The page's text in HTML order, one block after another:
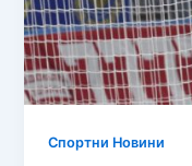
Спортни Новини